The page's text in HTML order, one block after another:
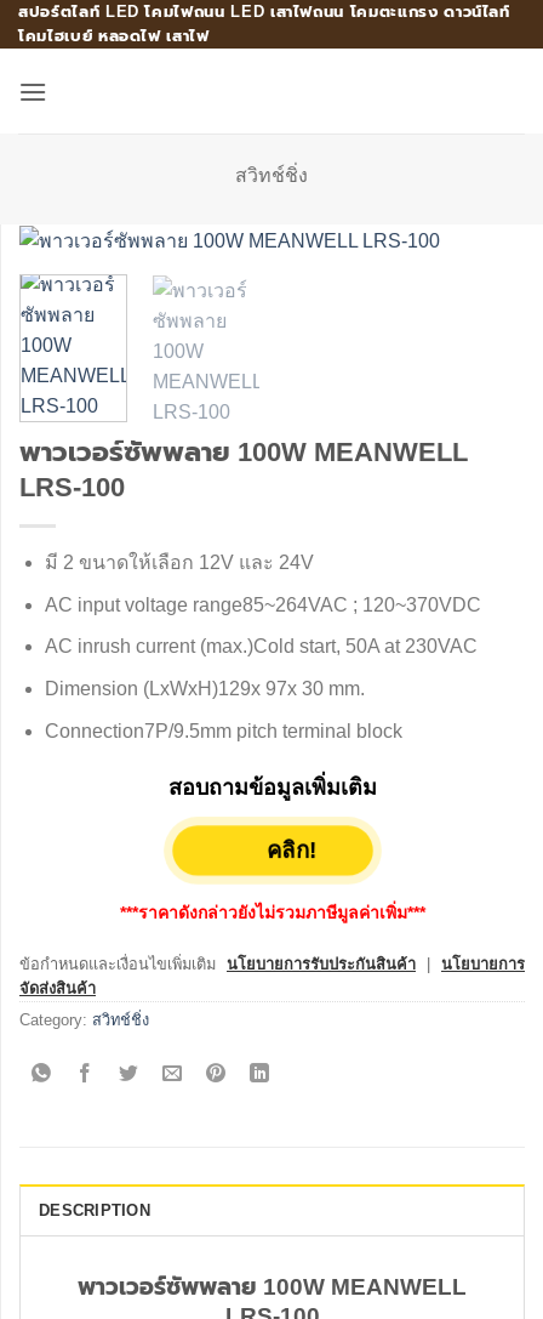
Skip
to
สปอร์ตไลท์ LED โคมไฟถนน LED เสาไฟถนน โคมตะแกรง ดาวน์ไลท์
โคมไฮเบย์ หลอดไฟ เสาไฟ
สวิทช์ชิ่ง
พาวเวอร์ซัพพลาย 100W MEANWELL
LRS-100
มี 2 ขนาดให้เลือก 12V และ 24V
AC input voltage range85~264VAC ; 120~370VDC
AC inrush current (max.)Cold start, 50A at 230VAC
Dimension (LxWxH)129x 97x 30 mm.
Connection7P/9.5mm pitch terminal block
สอบถามข้อมูลเพิ่มเติม
คลิก!
***ราคาดังกล่าวยังไม่รวมภาษีมูลค่าเพิ่ม***
ข้อกำหนดและเงื่อนไขเพิ่มเติม นโยบายการรับประกันสินค้า
นโยบายการ
จัดส่งสินค้า
Category: สวิทช์ชิ่ง
DESCRIPTION
พาวเวอร์ซัพพลาย 100W MEANWELL